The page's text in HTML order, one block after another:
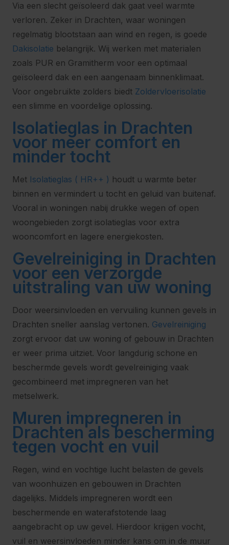
Via een slecht geïsoleerd dak gaat veel warmte
verloren. Zeker in Drachten, waar woningen
regelmatig blootstaan aan wind en regen, is goede
Dakisolatie belangrijk. Wij werken met materialen
zoals PUR en Gramitherm voor een optimaal
geïsoleerd dak en een aangenaam binnenklimaat.
Voor ongebruikte zolders biedt Zoldervloerisolatie
een slimme en voordelige oplossing.
Isolatieglas in Drachten
voor meer comfort en
minder tocht
Met Isolatieglas ( HR++ ) houdt u warmte beter
binnen en vermindert u tocht en geluid van buitenaf.
Vooral in woningen nabij drukke wegen of open
woongebieden zorgt isolatieglas voor extra
wooncomfort en lagere energiekosten.
Gevelreiniging in Drachten
voor een verzorgde
uitstraling van uw woning
Door weersinvloeden en vervuiling kunnen gevels in
Drachten sneller aanslag vertonen. Gevelreiniging
zorgt ervoor dat uw woning of gebouw in Drachten
er weer prima uitziet. Voor langdurig schone en
beschermde gevels wordt gevelreiniging vaak
gecombineerd met impregneren van het
metselwerk.
Muren impregneren in
Drachten als bescherming
tegen vocht en vuil
Regen, wind en vochtige lucht belasten de gevels
van woonhuizen en gebouwen in Drachten
dagelijks. Middels impregneren wordt een
beschermende en waterafstotende laag
aangebracht op uw gevel. Hierdoor krijgen vocht,
vuil en weersinvloeden minder kans om in de muur